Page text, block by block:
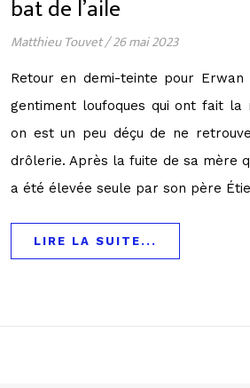
bat de l’aile
Matthieu Touvet/26 mai 2023
Retour en demi-teinte pour
gentiment loufoques qui ont fait la
on est un peu déçu de ne
drôlerie. Après la fuite de sa mère
a été élevée seule par son père
LIRE LA SUITE...